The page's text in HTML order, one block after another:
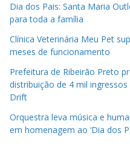
Dia dos Pais: Santa Maria
para toda a família
Clínica Veterinária Meu Pet
meses de funcionamento
Prefeitura de Ribeirão Preto
distribuição de 4 mil
Drift
Orquestra leva música e
em homenagem ao ‘Dia dos